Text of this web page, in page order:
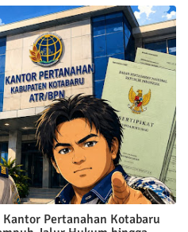
Pertanahan Kotabaru